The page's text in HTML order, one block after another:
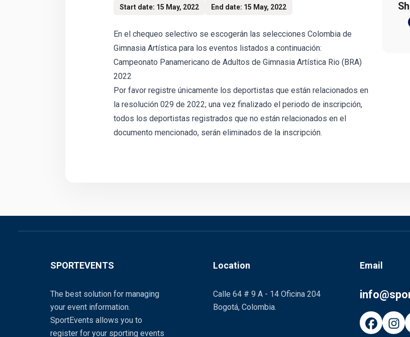
Start date: 15 May, 2022 End date: 15 May, 2022
En el chequeo selectivo se escogerán las selecciones Colombia de
Gimnasia Artística para los eventos listados a continuación:
Campeonato Panamericano de Adultos de Gimnasia Artística Rio (BRA)
2022
Por favor registre únicamente los deportistas que están relacionados en
la resolución 029 de 2022; una vez finalizado el periodo de inscripción,
todos los deportistas registrados que no están relacionados en el
documento mencionado, serán eliminados de la inscripción.
SPORTEVENTS
The best solution for managing
your event information.
SportEvents allows you to
register for your sporting events
Location
Calle 64 # 9 A - 14 Oficina 204
Bogotá, Colombia.
Email